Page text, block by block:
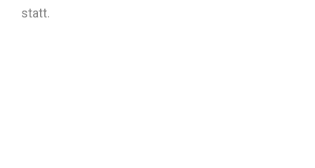
statt.